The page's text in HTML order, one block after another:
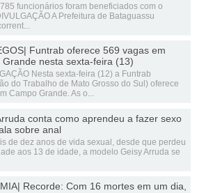
funcionários foram beneficiados com o
A Prefeitura de Bataguassu
Funtrab oferece 569 vagas em
Grande nesta sexta-feira (13)
Nesta sexta-feira (12) a Funtrab
do Trabalho de Mato Grosso do Sul) oferece
Campo Grande. As o...
conta como aprendeu a fazer sexo
sobre anal
de dez anos de vida sexual, desde que perdeu
aos 13 de idade, a modelo Geisy Arruda se
Recorde: Com 16 mortes em um dia,